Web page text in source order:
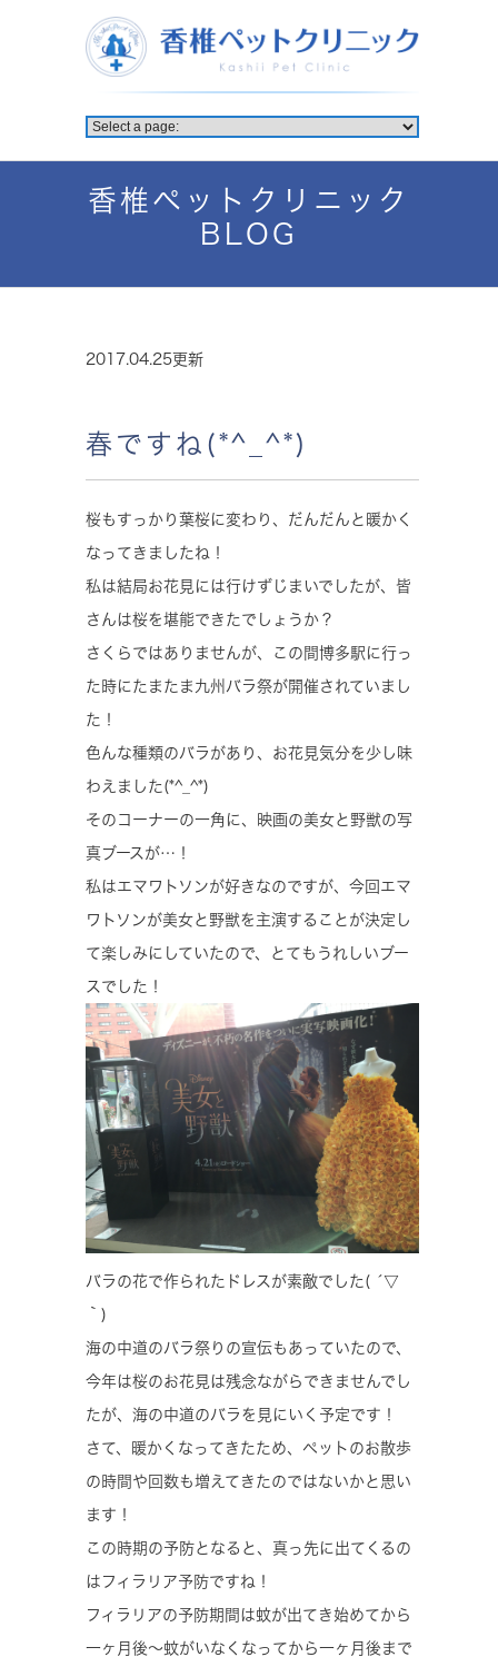
香椎ペットクリニック
BLOG
2017.04.25更新
春ですね(*^_^*)
桜もすっかり葉桜に変わり、だんだんと暖かく
なってきましたね！
私は結局お花見には行けずじまいでしたが、皆
さんは桜を堪能できたでしょうか？
さくらではありませんが、この間博多駅に行っ
た時にたまたま九州バラ祭が開催されていまし
た！
色んな種類のバラがあり、お花見気分を少し味
わえました(*^_^*)
そのコーナーの一角に、映画の美女と野獣の写
真ブースが…！
私はエマワトソンが好きなのですが、今回エマ
ワトソンが美女と野獣を主演することが決定し
て楽しみにしていたので、とてもうれしいブー
スでした！
バラの花で作られたドレスが素敵でした( ´▽
｀)
海の中道のバラ祭りの宣伝もあっていたので、
今年は桜のお花見は残念ながらできませんでし
たが、海の中道のバラを見にいく予定です！
さて、暖かくなってきたため、ペットのお散歩
の時間や回数も増えてきたのではないかと思い
ます！
この時期の予防となると、真っ先に出てくるの
はフィラリア予防ですね！
フィラリアの予防期間は蚊が出てき始めてから
一ヶ月後〜蚊がいなくなってから一ヶ月後まで